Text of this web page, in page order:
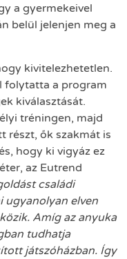
a gyermekeivel
belül jelenjen meg a
kivitelezhetetlen.
folytatta a program
kiválasztását.
tréningen, majd
részt, ők szakmát is
hogy ki vigyáz ez
az Eutrend
családi
ugyanolyan elven
Amíg az anyuka
tudhatja
játszóházban. Így